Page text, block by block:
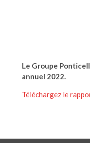
Le Groupe
annuel 2022.
Téléchargez le